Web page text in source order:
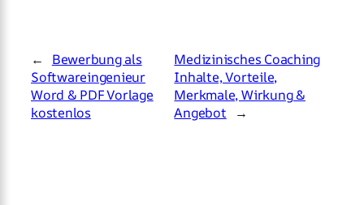
←
Bewerbung als
Softwareingenieur
Word & PDF Vorlage
kostenlos
Medizinisches Coaching
Inhalte, Vorteile,
Merkmale, Wirkung &
Angebot
→